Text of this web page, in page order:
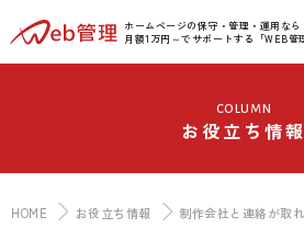
ホームページの保守・管理・運用なら
月額1万円～でサポートする「WEB管
column
お役立ち情報
HOME お役立ち情報 制作会社と連絡が取